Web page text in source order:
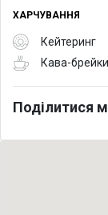
ХАРЧУВАННЯ
Кейтеринг
Кава-брейки
Поділитися